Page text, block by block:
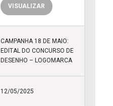
VISUALIZAR
CAMPANHA 18 DE MAIO:
EDITAL DO CONCURSO DE
DESENHO – LOGOMARCA
12/05/2025